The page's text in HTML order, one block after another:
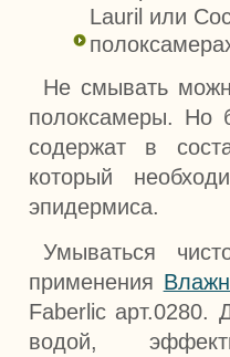
Lauril или
Не смывать
полоксамеры. Но
содержат в
который
эпидермиса.
Умываться
применения
Faberlic арт.0280.
водой,